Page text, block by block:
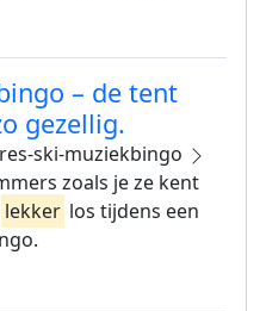
– de tent
gezellig.
ski-muziekbingo
zoals je ze kent
lekker los tijdens een